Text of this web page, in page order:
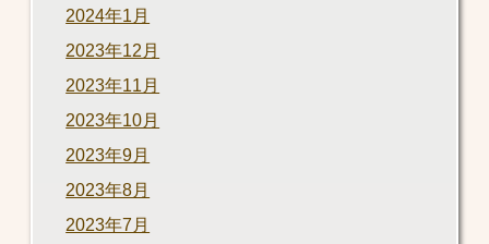
2024年1月
2023年12月
2023年11月
2023年10月
2023年9月
2023年8月
2023年7月